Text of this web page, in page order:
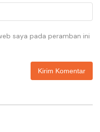
saya pada peramban ini